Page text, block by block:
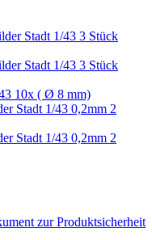
Stadt 1/43 3 Stück
Stadt 1/43 3 Stück
10x ( Ø 8 mm)
Stadt 1/43 0,2mm 2
Stadt 1/43 0,2mm 2
zur Produktsicherheit